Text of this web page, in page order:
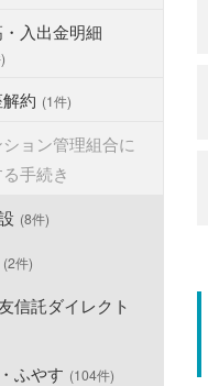
入出金明細
約 (1件)
ョン管理組合に
手続き
(8件)
(2件)
信託ダイレクト
ふやす (104件)